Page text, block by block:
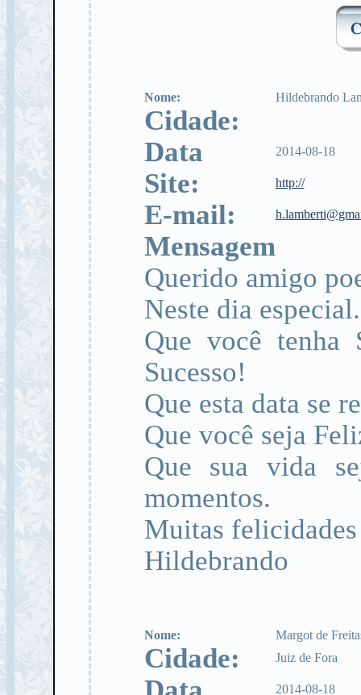
Nome: Hildebrando
Cidade:
Data
2014-08-18
Site: http://
E-mail:
Mensagem
Querido amigo
Neste dia
Que você tenha
Sucesso!
Que esta data se
Que você seja
Que sua vida
momentos.
Muitas
Hildebrando
Nome: Margot de
Cidade: Juiz de Fora
2014-08-18